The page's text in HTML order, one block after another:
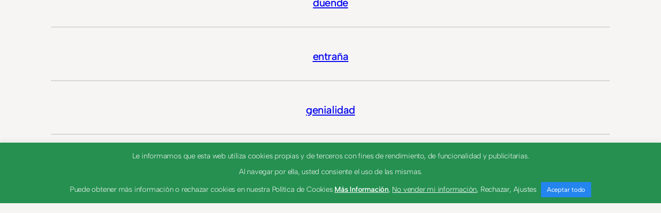
duende
entraña
genialidad
Le informamos que esta web utiliza cookies propias y de terceros con fines de rendimiento, de funcionalidad y publicitarias.
Al navegar por ella, usted consiente el uso de las mismas.
Puede obtener más información o rechazar cookies en nuestra Política de Cookies Más Información, No vender mi información, Rechazar, Ajustes Aceptar todo